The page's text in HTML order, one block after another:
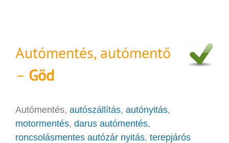
Autómentés, autómentő
– Göd
Autómentés, autószállítás, autónyitás,
motormentés, darus autómentés,
roncsolásmentes autózár nyitás, terepjárós